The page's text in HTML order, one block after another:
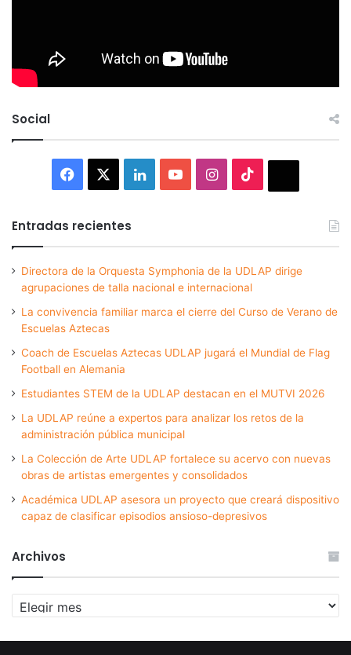
Social
Facebook LinkedInYouTubeInstagram
Entradas recientes
Directora de la Orquesta Symphonia de la UDLAP dirige
agrupaciones de talla nacional e internacional
La convivencia familiar marca el cierre del Curso de Verano de
Escuelas Aztecas
Coach de Escuelas Aztecas UDLAP jugará el Mundial de Flag
Football en Alemania
Estudiantes STEM de la UDLAP destacan en el MUTVI 2026
La UDLAP reúne a expertos para analizar los retos de la
administración pública municipal
La Colección de Arte UDLAP fortalece su acervo con nuevas
obras de artistas emergentes y consolidados
Académica UDLAP asesora un proyecto que creará dispositivo
capaz de clasificar episodios ansioso-depresivos
Archivos
Archivos